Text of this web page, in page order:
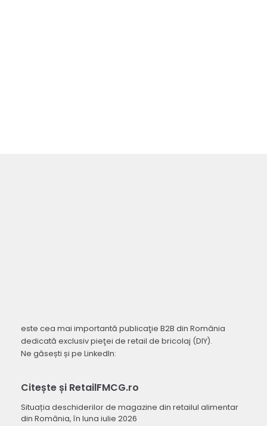
este cea mai importantă publicaţie B2B din România
dedicată exclusiv pieţei de retail de bricolaj (DIY).
Ne găsești și pe LinkedIn:
Citește și RetailFMCG.ro
Situația deschiderilor de magazine din retailul alimentar
din România, în luna iulie 2026